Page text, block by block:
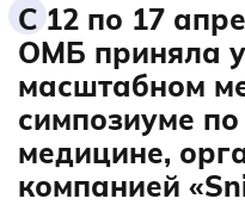
С 12 по 17
ОМБ приняла
масштабном
симпозиуме
медицине,
компанией